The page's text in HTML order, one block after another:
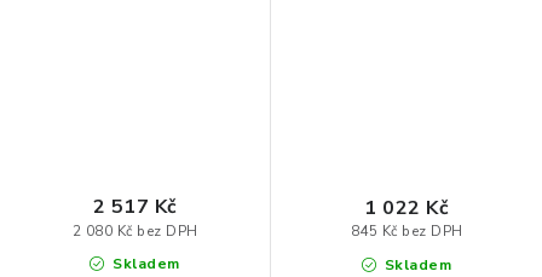
Skladem
2 080 Kč bez DPH
2 517 Kč
Skladem
845 Kč bez DPH
1 022 Kč